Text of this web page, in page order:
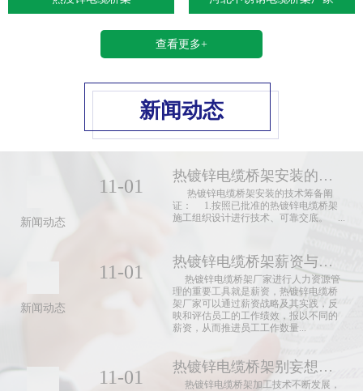
查看更多+
新闻动态
新闻动态
11-01 热镀锌电缆桥架安装的技术筹备阐证
热镀锌电缆桥架安装的技术筹备阐
证： 1.按照已批准的热镀锌电缆桥架
施工组织设计进行技术、可靠交底。 ...
新闻动态
11-01 热镀锌电缆桥架薪资与经济效益休戚与共
热镀锌电缆桥架厂家进行人力资源管
理的重要工具就是薪资，热镀锌电缆桥
架厂家可以通过薪资战略及其实践，反
映和评估员工的工作绩效，报以不同的
薪资，从而推进员工工作数量...
11-01 热镀锌电缆桥架别妄想一口气成胖子
热镀锌电缆桥架加工技术不断发展，